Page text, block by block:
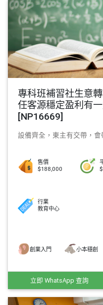
專科班補習社生意
任客源穩定盈利有
[NP16669]
設備齊全，東主有交帶，
售價
$188,000
行業
教育中心
創業入門 小本穩創
立即 WhatsApp 查詢